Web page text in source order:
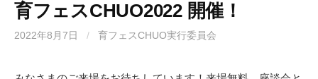
育フェスCHUO2022 開催！
2022年8月7日 / 育フェスCHUO実行委員会